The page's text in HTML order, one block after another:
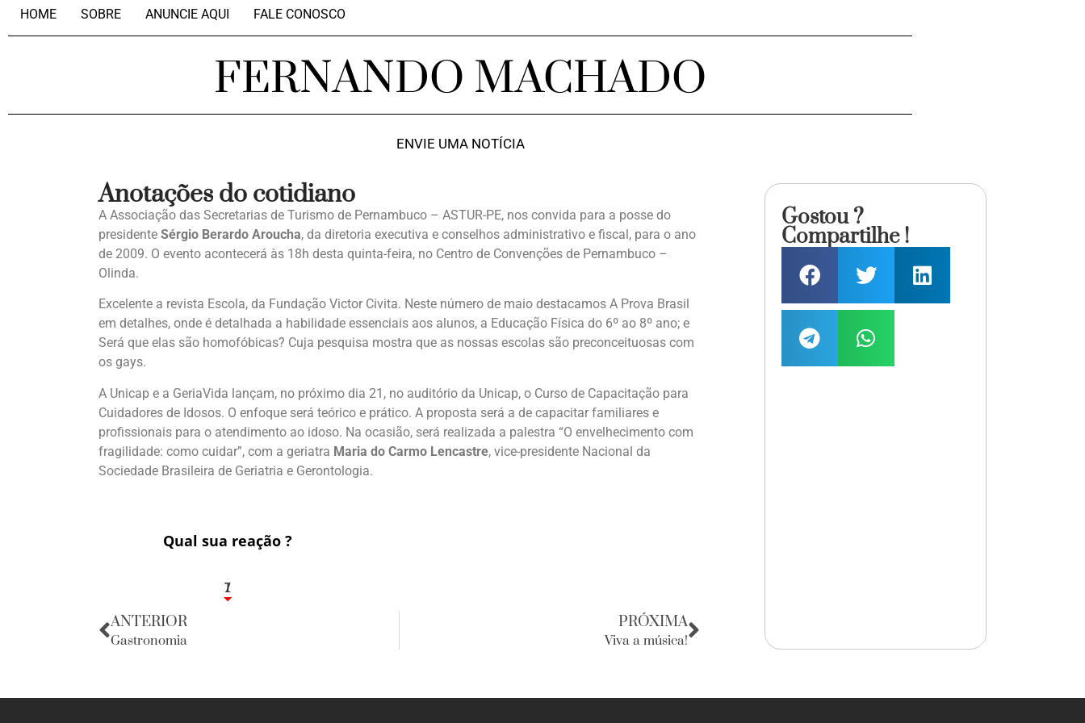
HOME SOBRE ANUNCIE AQUI FALE CONOSCO
FERNANDO MACHADO
ENVIE UMA NOTÍCIA
Anotações do cotidiano
A Associação das Secretarias de Turismo de Pernambuco – ASTUR-PE, nos convida para a posse do
presidente Sérgio Berardo Aroucha, da diretoria executiva e conselhos administrativo e fiscal, para o ano
de 2009. O evento acontecerá às 18h desta quinta-feira, no Centro de Convenções de Pernambuco –
Olinda.
Excelente a revista Escola, da Fundação Victor Civita. Neste número de maio destacamos A Prova Brasil
em detalhes, onde é detalhada a habilidade essenciais aos alunos, a Educação Física do 6º ao 8º ano; e
Será que elas são homofóbicas? Cuja pesquisa mostra que as nossas escolas são preconceituosas com
os gays.
A Unicap e a GeriaVida lançam, no próximo dia 21, no auditório da Unicap, o Curso de Capacitação para
Cuidadores de Idosos. O enfoque será teórico e prático. A proposta será a de capacitar familiares e
profissionais para o atendimento ao idoso. Na ocasião, será realizada a palestra “O envelhecimento com
fragilidade: como cuidar”, com a geriatra Maria do Carmo Lencastre, vice-presidente Nacional da
Sociedade Brasileira de Geriatria e Gerontologia.
Qual sua reação ?
1
7
ANTERIOR
Gastronomia
PRÓXIMA
Viva a música!
Gostou ?
Compartilhe !